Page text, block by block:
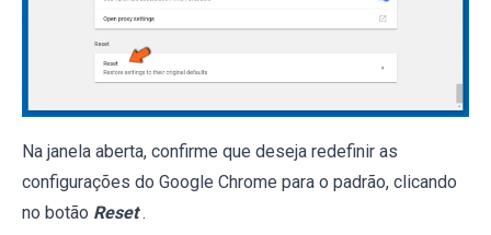
Na janela aberta, confirme que deseja redefinir as
configurações do Google Chrome para o padrão, clicando
no botão Reset .